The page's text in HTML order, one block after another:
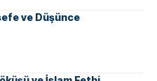
ve Düşünce